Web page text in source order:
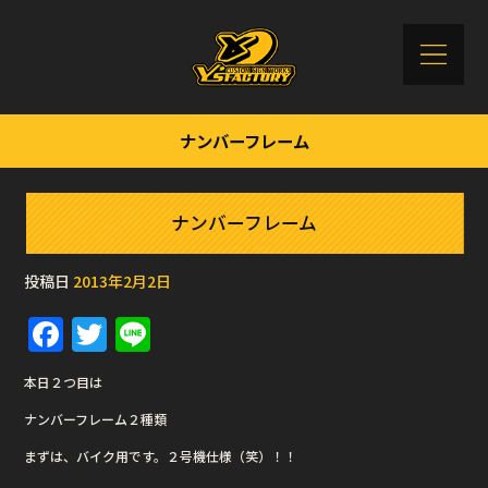
ナンバーフレーム
ナンバーフレーム
投稿日 2013年2月2日
F
a
c
e
b
T
w
it
te
r
e
本日２つ目は
ナンバーフレーム２種類
まずは、バイク用です。２号機仕様（笑）！！